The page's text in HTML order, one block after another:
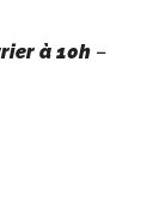
à 10h –